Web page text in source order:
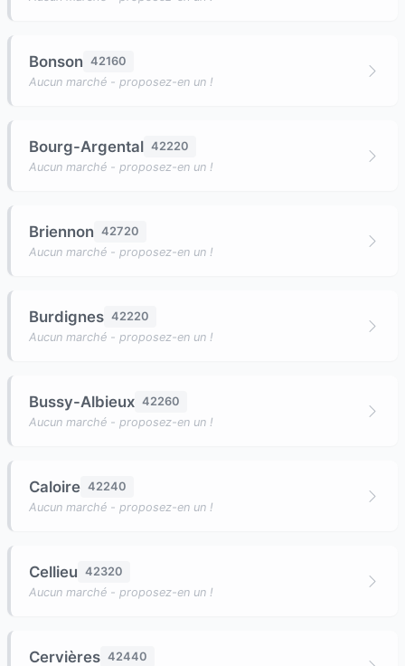
Bonson 42160
Aucun marché - proposez-en un !
Bourg-Argental 42220
Aucun marché - proposez-en un !
Briennon 42720
Aucun marché - proposez-en un !
Burdignes 42220
Aucun marché - proposez-en un !
Bussy-Albieux 42260
Aucun marché - proposez-en un !
Caloire 42240
Aucun marché - proposez-en un !
Cellieu 42320
Aucun marché - proposez-en un !
Cervières 42440